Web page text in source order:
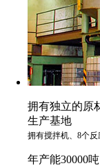
拥有独立的原
生产基地
拥有搅拌机、8个
年产能30000